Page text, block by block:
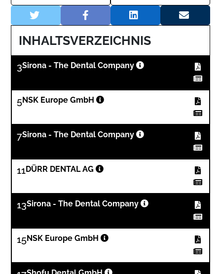
INHALTSVERZEICHNIS
3Sirona - The Dental Company
5NSK Europe GmbH
7Sirona - The Dental Company
11DÜRR DENTAL AG
13Sirona - The Dental Company
15NSK Europe GmbH